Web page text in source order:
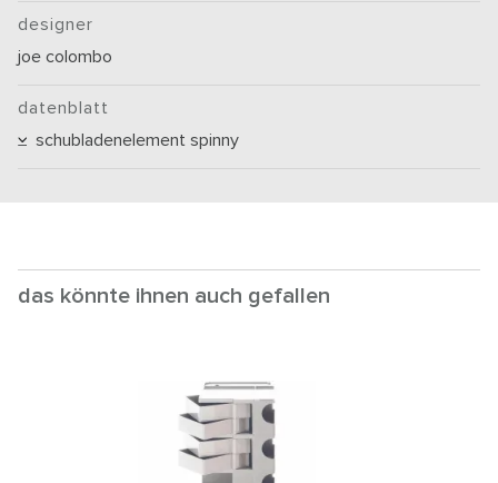
designer
joe colombo
datenblatt
schubladenelement spinny
das könnte ihnen auch gefallen